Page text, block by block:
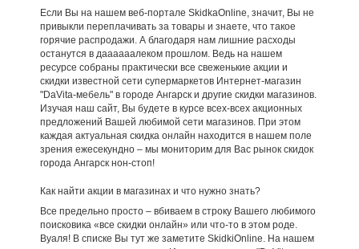
Если Вы на нашем веб-портале SkidkaOnline, значит, Вы не
привыкли переплачивать за товары и знаете, что такое
горячие распродажи. А благодаря нам лишние расходы
останутся в даааааалеком прошлом. Ведь на нашем
ресурсе собраны практически все свеженькие акции и
скидки известной сети супермаркетов Интернет-магазин
"DaVita-мебель" в городе Ангарск и другие скидки магазинов.
Изучая наш сайт, Вы будете в курсе всех-всех акционных
предложений Вашей любимой сети магазинов. При этом
каждая актуальная скидка онлайн находится в нашем поле
зрения ежесекундно – мы мониторим для Вас рынок скидок
города Ангарск нон-стоп!
Как найти акции в магазинах и что нужно знать?
Все предельно просто – вбиваем в строку Вашего любимого
поисковика «все скидки онлайн» или что-то в этом роде.
Вуаля! В списке Вы тут же заметите SkidkiOnline. На нашем